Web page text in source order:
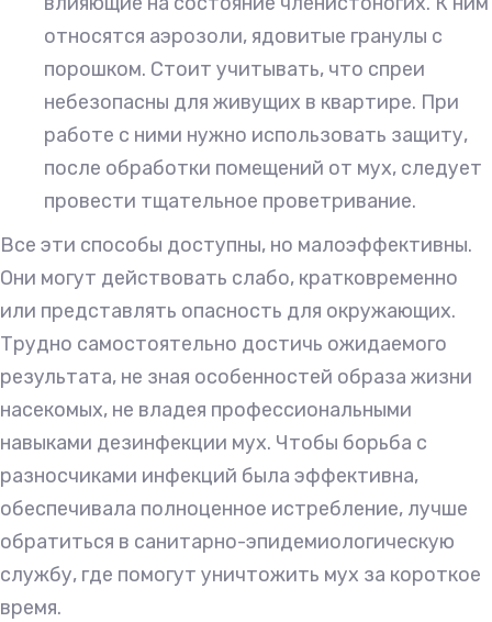
относятся аэрозоли, ядовитые гранулы с
порошком. Стоит учитывать, что спреи
небезопасны для живущих в квартире. При
работе с ними нужно использовать защиту,
после обработки помещений от мух, следует
провести тщательное проветривание.
Все эти способы доступны, но малоэффективны.
Они могут действовать слабо, кратковременно
или представлять опасность для окружающих.
Трудно самостоятельно достичь ожидаемого
результата, не зная особенностей образа жизни
насекомых, не владея профессиональными
навыками дезинфекции мух. Чтобы борьба с
разносчиками инфекций была эффективна,
обеспечивала полноценное истребление, лучше
обратиться в санитарно-эпидемиологическую
службу, где помогут уничтожить мух за короткое
время.